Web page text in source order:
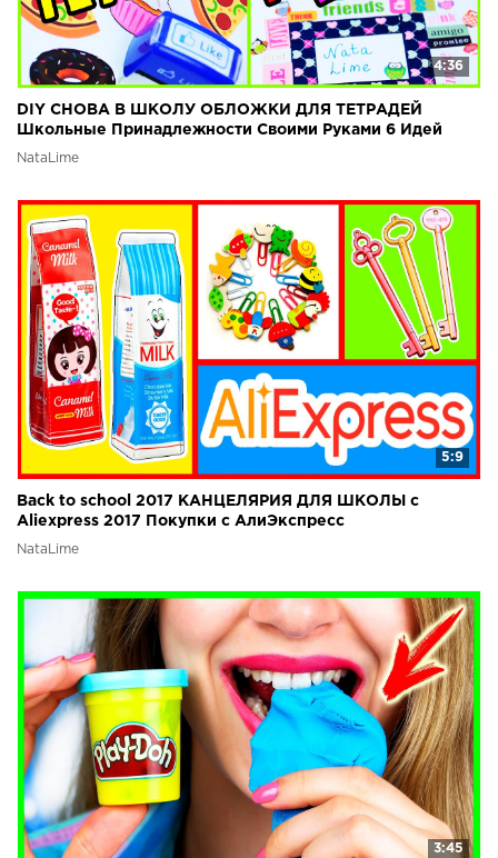
4:36
DIY СНОВА В ШКОЛУ ОБЛОЖКИ ДЛЯ ТЕТРАДЕЙ
Школьные Принадлежности Своими Руками 6 Идей
Back To School
NataLime
5:9
Back to school 2017 КАНЦЕЛЯРИЯ ДЛЯ ШКОЛЫ с
Aliexpress 2017 Покупки с АлиЭкспресс
NataLime
3:45